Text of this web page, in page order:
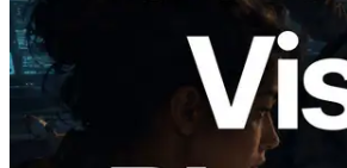
Validators Solutions ra
Analyzer — Trực quan hóa
block và validator phụ
slot